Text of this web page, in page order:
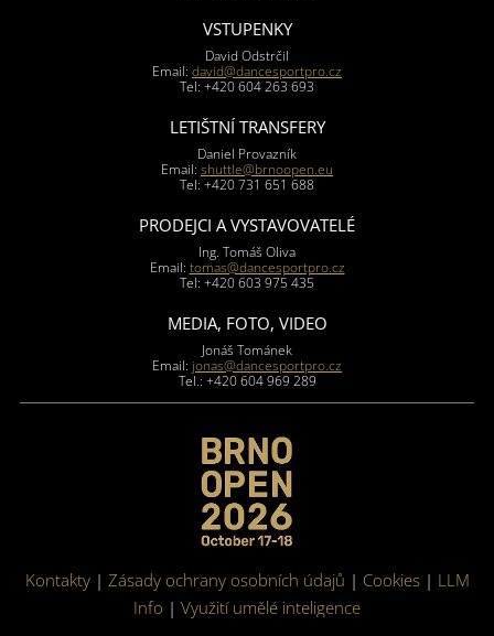
VSTUPENKY
David Odstrčil
Email: david@dancesportpro.cz
Tel: +420 604 263 693
LETIŠTNÍ TRANSFERY
Daniel Provazník
Email: shuttle@brnoopen.eu
Tel: +420 731 651 688
PRODEJCI A VYSTAVOVATELÉ
Ing. Tomáš Oliva
Email: tomas@dancesportpro.cz
Tel: +420 603 975 435
MEDIA, FOTO, VIDEO
Jonáš Tománek
Email: jonas@dancesportpro.cz
Tel.: +420 604 969 289
Kontakty| Zásady ochrany osobních údajů | Cookies| LLM
Info | Využití umělé inteligence